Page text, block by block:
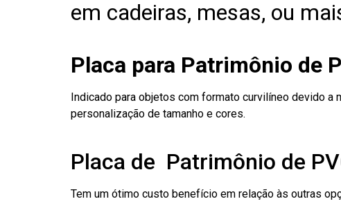
em cadeiras, mesas, ou
Placa para Patrimônio de
Indicado para objetos com formato curvilíneo devido
personalização de tamanho e cores.
Placa de Patrimônio de
Tem um ótimo custo benefício em relação às outras